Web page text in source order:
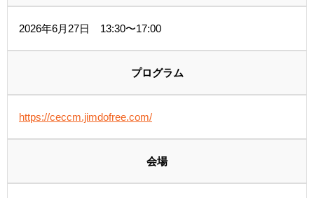
2026年6月27日 13:30〜17:00
プログラム
https://ceccm.jimdofree.com/
会場